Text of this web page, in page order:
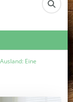
Eine